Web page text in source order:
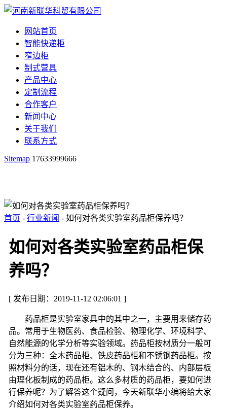
网站首页
智能快递柜
窄边柜
制式营具
产品中心
定制流程
合作客户
新闻中心
关于我们
联系方式
Sitemap 17633999666
首页 - 行业新闻 - 如何对各类实验室药品柜保养吗？
如何对各类实验室药品柜保
养吗？
[ 发布日期：2019-11-12 02:06:01 ]
药品柜是实验室家具中的其中之一，主要用来储存药
品。常用于生物医药、食品检验、物理化学、环境科学、
自然能源的化学分析等实验领域。药品柜按材质分一般可
分为三种：全木药品柜、铁皮药品柜和不锈钢药品柜。按
照材料分的话，现在还有铝木的、钢木结合的、内部层板
由理化板制成的药品柜。这么多材质的药品柜，要如何进
行保养呢？为了解答这个疑问，今天新联华小编将给大家
介绍如何对各类实验室药品柜保养。